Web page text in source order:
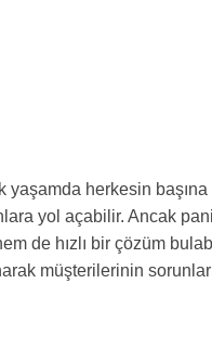
yaşamda herkesin
yol açabilir. Ancak
de hızlı bir çözüm
müşterilerinin